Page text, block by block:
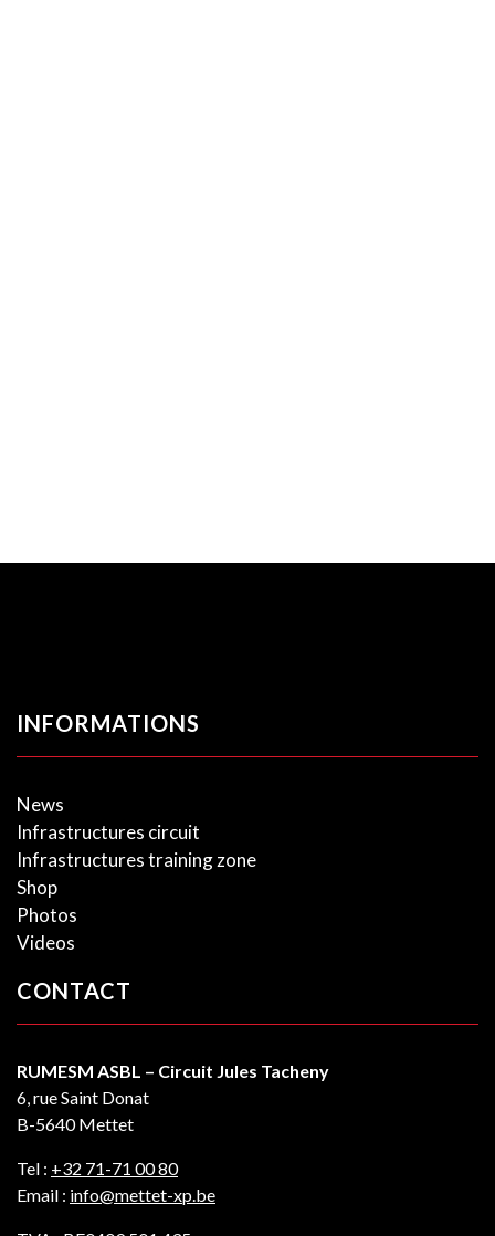
INFORMATIONS
News
Infrastructures circuit
Infrastructures training zone
Shop
Photos
Videos
CONTACT
RUMESM ASBL – Circuit Jules Tacheny
6, rue Saint Donat
B-5640 Mettet
Tel : +32 71-71 00 80
Email : info@mettet-xp.be